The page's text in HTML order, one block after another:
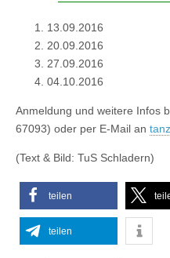
13.09.2016
20.09.2016
27.09.2016
04.10.2016
Anmeldung und weitere Infos
67093) oder per E-Mail an
(Text & Bild: TuS Schladern)
teilen
teilen